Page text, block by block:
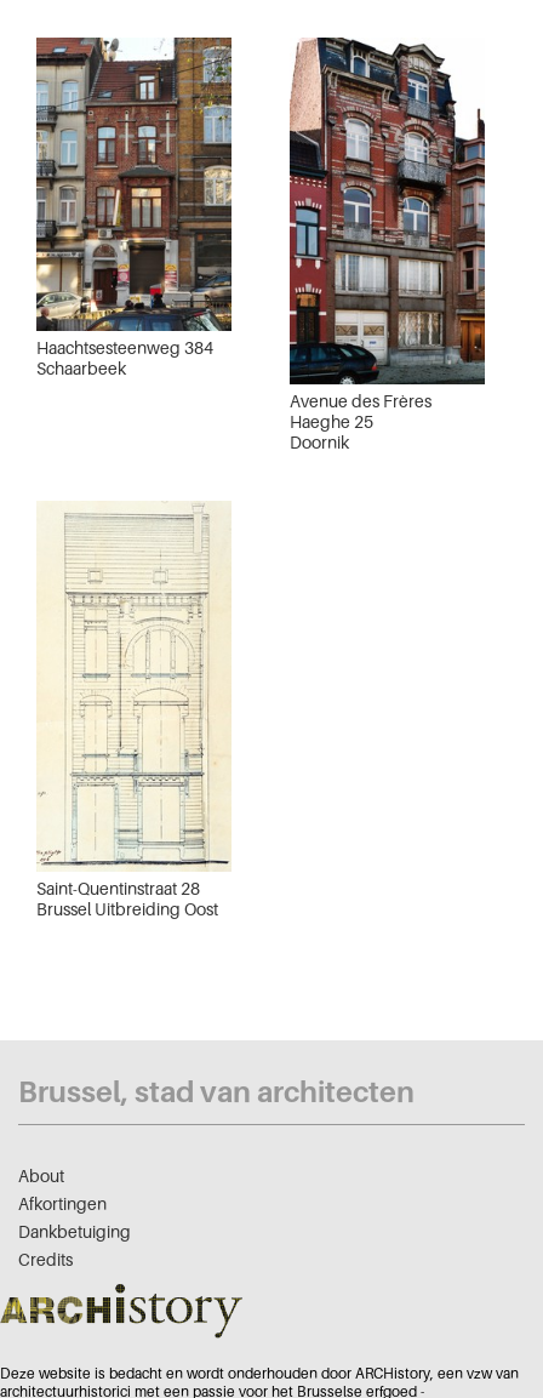
Haachtsesteenweg 384
Schaarbeek
Avenue des Frères
Haeghe 25
Doornik
Saint-Quentinstraat 28
Brussel Uitbreiding Oost
Brussel, stad van architecten
About
Afkortingen
Dankbetuiging
Credits
Deze website is bedacht en wordt onderhouden door ARCHistory, een vzw van
architectuurhistorici met een passie voor het Brusselse erfgoed -